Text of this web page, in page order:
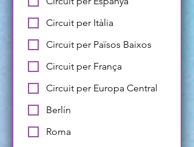
Circuit per Itàlia
Circuit per Països Baixos
Circuit per França
Circuit per Europa Central
Berlín
Roma